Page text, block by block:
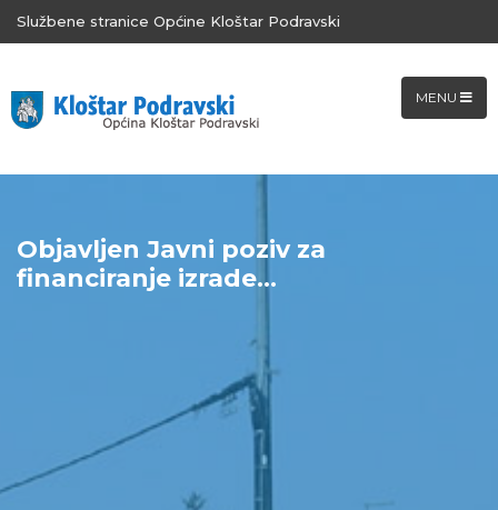
Službene stranice Općine Kloštar Podravski
MENU
Objavljen Javni poziv za
financiranje izrade...